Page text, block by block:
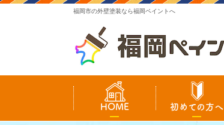
福岡市の外壁塗装なら福岡ペイントへ
HOME 初めての方へ